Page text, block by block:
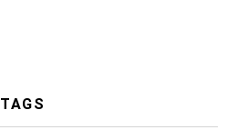
TAGS